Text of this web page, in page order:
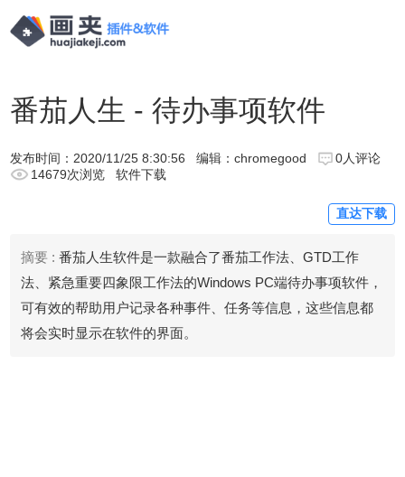
番茄人生 - 待办事项软件
发布时间： 2020/11/25 8:30:56 编辑：chromegood
0人评论
14679次浏览
软件下载
直达下载
摘要 : 番茄人生软件是一款融合了番茄工作法、GTD工作
法、紧急重要四象限工作法的Windows PC端待办事项软件，
可有效的帮助用户记录各种事件、任务等信息，这些信息都
将会实时显示在软件的界面。